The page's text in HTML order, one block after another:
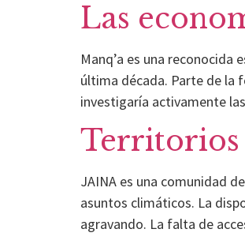
Las
Manq’a es una
última década. Parte de la
investigaría activamente
JAINA es una comunidad
asuntos climáticos. La
agravando. La falta de